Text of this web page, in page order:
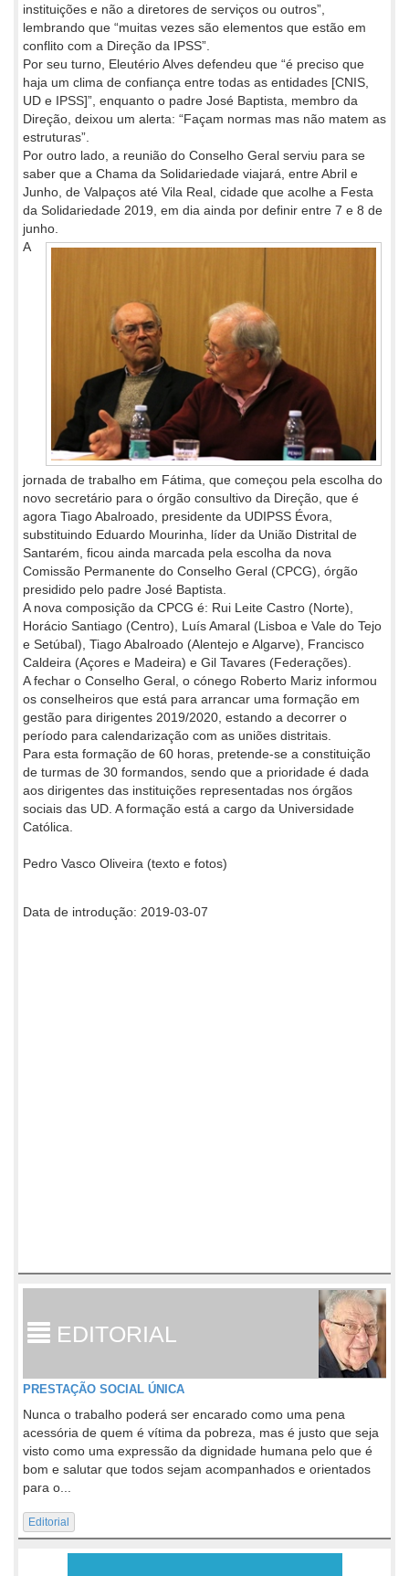
instituições e não a diretores de serviços ou outros”,
lembrando que “muitas vezes são elementos que estão em
conflito com a Direção da IPSS”.
Por seu turno, Eleutério Alves defendeu que “é preciso que
haja um clima de confiança entre todas as entidades [CNIS,
UD e IPSS]”, enquanto o padre José Baptista, membro da
Direção, deixou um alerta: “Façam normas mas não matem as
estruturas”.
Por outro lado, a reunião do Conselho Geral serviu para se
saber que a Chama da Solidariedade viajará, entre Abril e
Junho, de Valpaços até Vila Real, cidade que acolhe a Festa
da Solidariedade 2019, em dia ainda por definir entre 7 e 8 de
junho.
A
jornada de trabalho em Fátima, que começou pela escolha do
novo secretário para o órgão consultivo da Direção, que é
agora Tiago Abalroado, presidente da UDIPSS Évora,
substituindo Eduardo Mourinha, líder da União Distrital de
Santarém, ficou ainda marcada pela escolha da nova
Comissão Permanente do Conselho Geral (CPCG), órgão
presidido pelo padre José Baptista.
A nova composição da CPCG é: Rui Leite Castro (Norte),
Horácio Santiago (Centro), Luís Amaral (Lisboa e Vale do Tejo
e Setúbal), Tiago Abalroado (Alentejo e Algarve), Francisco
Caldeira (Açores e Madeira) e Gil Tavares (Federações).
A fechar o Conselho Geral, o cónego Roberto Mariz informou
os conselheiros que está para arrancar uma formação em
gestão para dirigentes 2019/2020, estando a decorrer o
período para calendarização com as uniões distritais.
Para esta formação de 60 horas, pretende-se a constituição
de turmas de 30 formandos, sendo que a prioridade é dada
aos dirigentes das instituições representadas nos órgãos
sociais das UD. A formação está a cargo da Universidade
Católica.
Pedro Vasco Oliveira (texto e fotos)
Data de introdução: 2019-03-07
EDITORIAL
PRESTAÇÃO SOCIAL ÚNICA
Nunca o trabalho poderá ser encarado como uma pena
acessória de quem é vítima da pobreza, mas é justo que seja
visto como uma expressão da dignidade humana pelo que é
bom e salutar que todos sejam acompanhados e orientados
para o...
Editorial